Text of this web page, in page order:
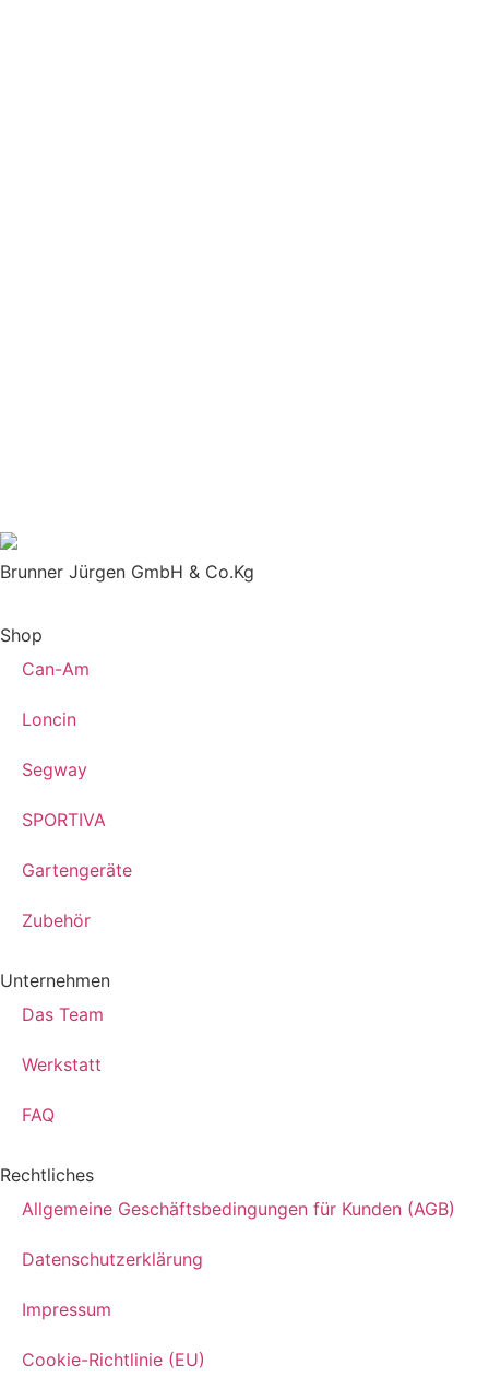
Brunner Jürgen GmbH & Co.Kg
Shop
Can-Am
Loncin
Segway
SPORTIVA
Gartengeräte
Zubehör
Unternehmen
Das Team
Werkstatt
FAQ
Rechtliches
Allgemeine Geschäftsbedingungen für Kunden (AGB)
Datenschutzerklärung
Impressum
Cookie-Richtlinie (EU)